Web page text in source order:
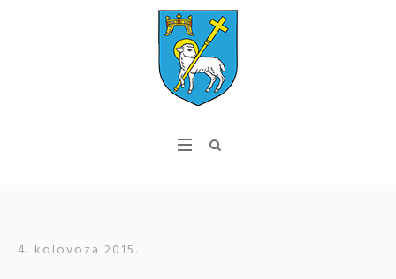
4. kolovoza 2015.